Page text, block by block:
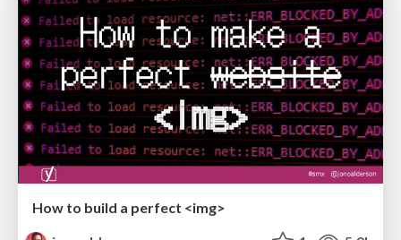
How to build a perfect <img>